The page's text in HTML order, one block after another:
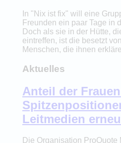
In "Nix ist fix" will eine
Freunden ein paar Tage in
Doch als sie in der Hütte,
eintreffen, ist die besetzt
Menschen, die ihnen
Aktuelles
Anteil der
Leitmedien
Die Organisation ProQuote